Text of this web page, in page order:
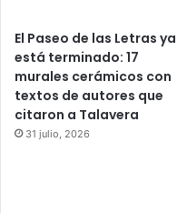
El Paseo de las Letras ya
está terminado: 17
murales cerámicos con
textos de autores que
citaron a Talavera
31 julio, 2026